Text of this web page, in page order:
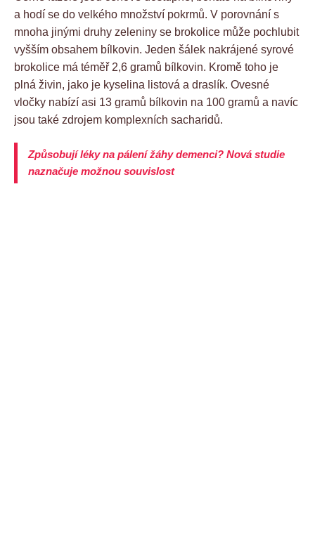
a hodí se do velkého množství pokrmů. V porovnání s
mnoha jinými druhy zeleniny se brokolice může pochlubit
vyšším obsahem bílkovin. Jeden šálek nakrájené syrové
brokolice má téměř 2,6 gramů bílkovin. Kromě toho je
plná živin, jako je kyselina listová a draslík. Ovesné
vločky nabízí asi 13 gramů bílkovin na 100 gramů a navíc
jsou také zdrojem komplexních sacharidů.
Způsobují léky na pálení žáhy demenci? Nová studie
naznačuje možnou souvislost